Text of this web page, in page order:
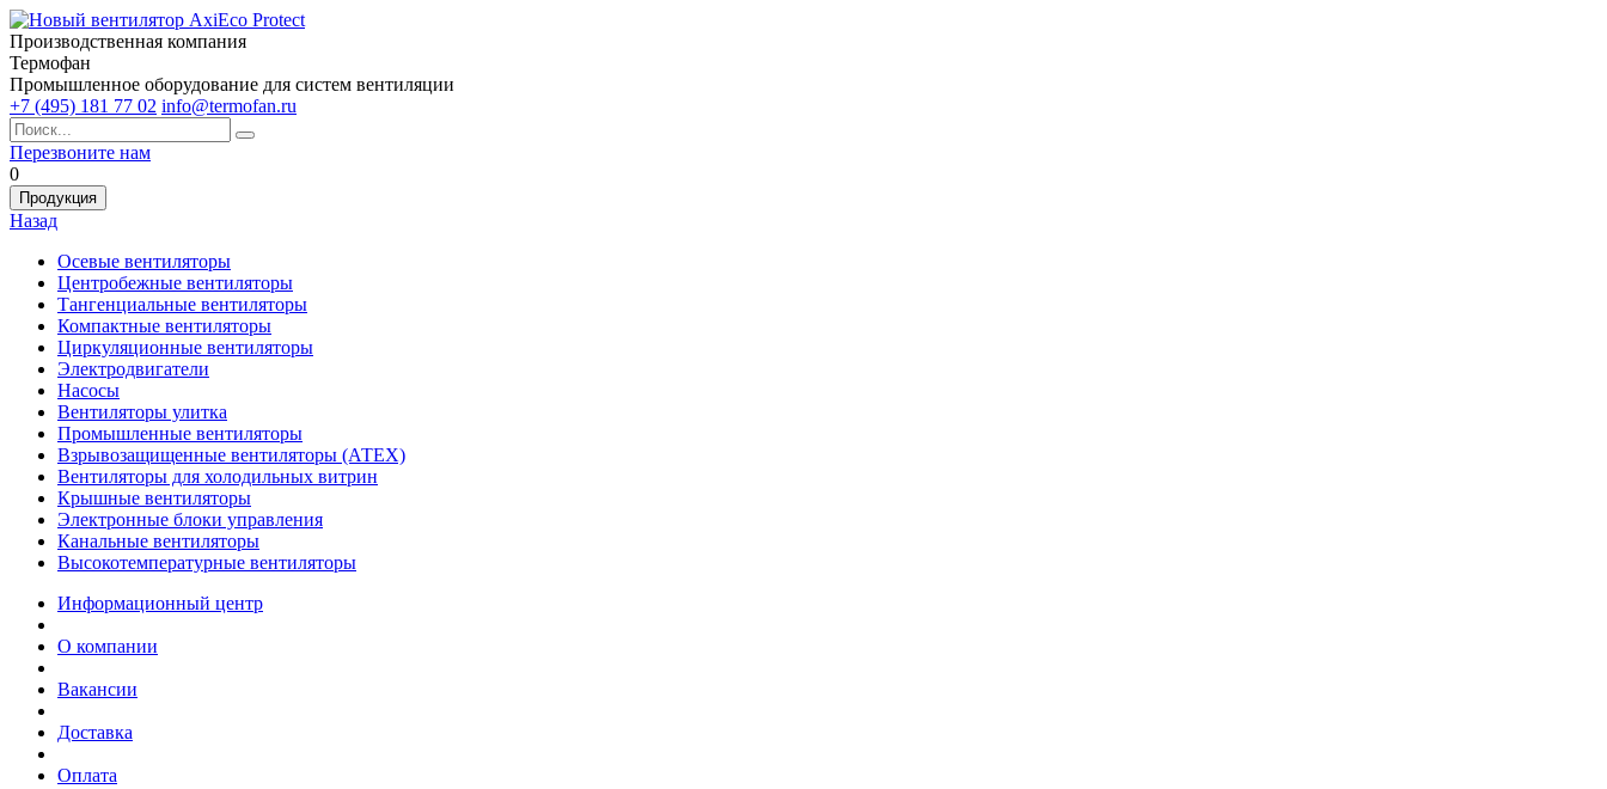
Производственная компания
Термофан
Промышленное оборудование для систем вентиляции
+7 (495) 181 77 02 info@termofan.ru
Перезвоните нам
0
Продукция
Назад
Осевые вентиляторы
Центробежные вентиляторы
Тангенциальные вентиляторы
Компактные вентиляторы
Циркуляционные вентиляторы
Электродвигатели
Насосы
Вентиляторы улитка
Промышленные вентиляторы
Взрывозащищенные вентиляторы (АТЕХ)
Вентиляторы для холодильных витрин
Крышные вентиляторы
Электронные блоки управления
Канальные вентиляторы
Высокотемпературные вентиляторы
Информационный центр
О компании
Вакансии
Доставка
Оплата